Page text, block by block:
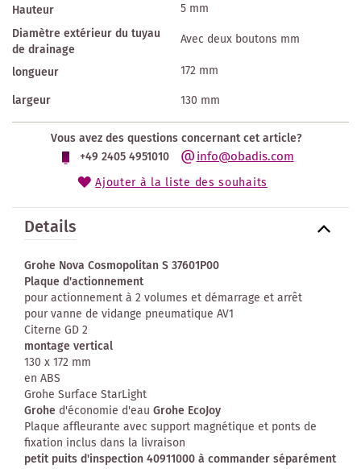
Hauteur
5 mm
Diamètre extérieur du tuyau
de drainage
Avec deux boutons mm
longueur
172 mm
largeur
130 mm
Vous avez des questions concernant cet article?
+49 2405 4951010
info@obadis.com
Ajouter à la liste des souhaits
Details
Grohe Nova Cosmopolitan S 37601P00
Plaque d'actionnement
pour actionnement à 2 volumes et démarrage et arrêt
pour vanne de vidange pneumatique AV1
Citerne GD 2
montage vertical
130 x 172 mm
en ABS
Grohe Surface StarLight
Grohe d'économie d'eau Grohe EcoJoy
Plaque affleurante avec support magnétique et ponts de
fixation inclus dans la livraison
petit puits d'inspection 40911000 à commander séparément